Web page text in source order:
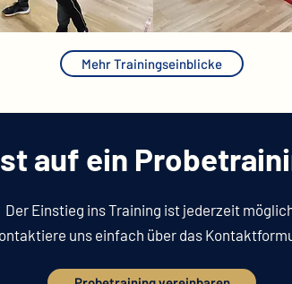
Mehr Trainingseinblicke
auf ein
Der Einstieg ins Training ist jederzeit
uns einfach über das